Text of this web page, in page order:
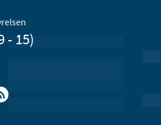
- 15)